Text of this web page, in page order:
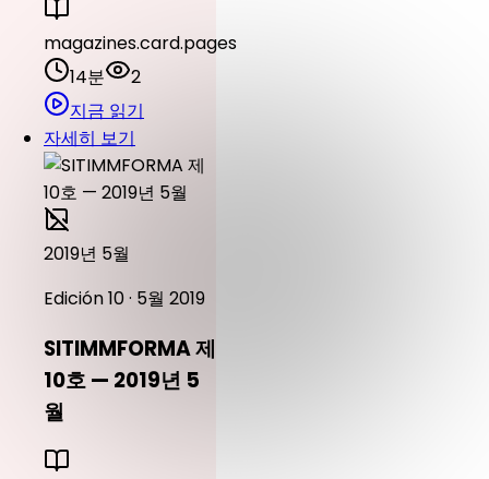
magazines.card.pages
14분
2
지금 읽기
자세히 보기
2019년 5월
Edición 10 · 5월 2019
SITIMMFORMA 제
10호 — 2019년 5
월